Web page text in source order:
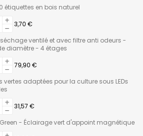
étiquettes en bois naturel
3,70 €
séchage ventilé et avec filtre anti odeurs -
diamètre - 4 étages
79,90 €
vertes adaptées pour la culture sous LEDs
31,57 €
- Éclairage vert d'appoint magnétique